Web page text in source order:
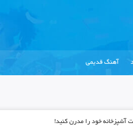
آهنگ قدیمی
آشپزخانه خود را مدرن کنید!